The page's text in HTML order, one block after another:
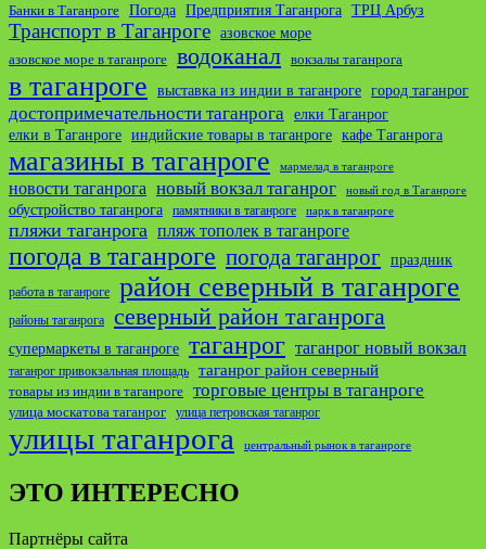
Банки в Таганроге Погода Предприятия Таганрога ТРЦ Арбуз
Транспорт в Таганроге азовское море
азовское море в таганроге водоканал вокзалы таганрога
в таганроге выставка из индии в таганроге город таганрог
достопримечательности таганрога елки Таганрог
елки в Таганроге индийские товары в таганроге кафе Таганрога
магазины в таганроге мармелад в таганроге
новости таганрога новый вокзал таганрог новый год в Таганроге
обустройство таганрога памятники в таганроге парк в таганроге
пляжи таганрога пляж тополек в таганроге
погода в таганроге погода таганрог праздник
работа в таганроге район северный в таганроге
районы таганрога северный район таганрога
супермаркеты в таганроге таганрог таганрог новый вокзал
таганрог привокзальная площадь таганрог район северный
товары из индии в таганроге торговые центры в таганроге
улица москатова таганрог улица петровская таганрог
улицы таганрога центральный рынок в таганроге
ЭТО ИНТЕРЕСНО
Партнёры сайта